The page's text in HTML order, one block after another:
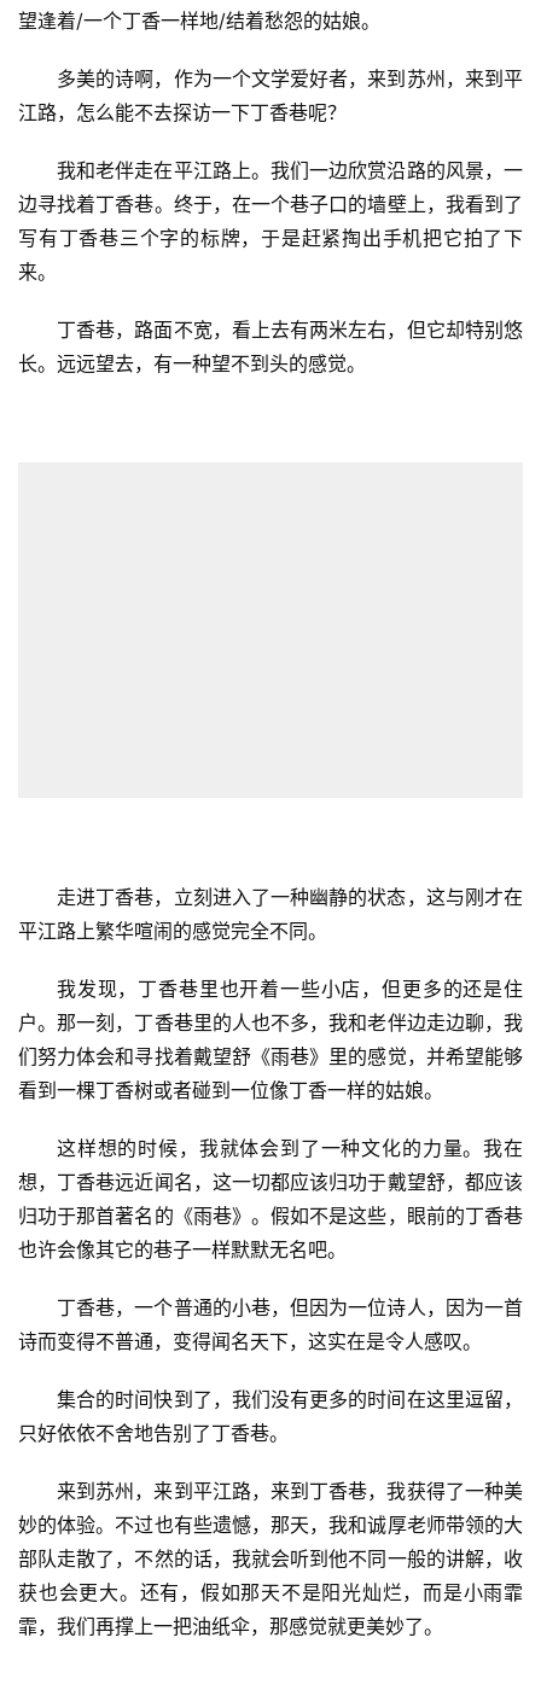
望逢着/一个丁香一样地/结着愁怨的姑娘。
多美的诗啊，作为一个文学爱好者，来到苏州，来到平
江路，怎么能不去探访一下丁香巷呢？
我和老伴走在平江路上。我们一边欣赏沿路的风景，一
边寻找着丁香巷。终于，在一个巷子口的墙壁上，我看到了
写有丁香巷三个字的标牌，于是赶紧掏出手机把它拍了下
来。
丁香巷，路面不宽，看上去有两米左右，但它却特别悠
长。远远望去，有一种望不到头的感觉。
走进丁香巷，立刻进入了一种幽静的状态，这与刚才在
平江路上繁华喧闹的感觉完全不同。
我发现，丁香巷里也开着一些小店，但更多的还是住
户。那一刻，丁香巷里的人也不多，我和老伴边走边聊，我
们努力体会和寻找着戴望舒《雨巷》里的感觉，并希望能够
看到一棵丁香树或者碰到一位像丁香一样的姑娘。
这样想的时候，我就体会到了一种文化的力量。我在
想，丁香巷远近闻名，这一切都应该归功于戴望舒，都应该
归功于那首著名的《雨巷》。假如不是这些，眼前的丁香巷
也许会像其它的巷子一样默默无名吧。
丁香巷，一个普通的小巷，但因为一位诗人，因为一首
诗而变得不普通，变得闻名天下，这实在是令人感叹。
集合的时间快到了，我们没有更多的时间在这里逗留，
只好依依不舍地告别了丁香巷。
来到苏州，来到平江路，来到丁香巷，我获得了一种美
妙的体验。不过也有些遗憾，那天，我和诚厚老师带领的大
部队走散了，不然的话，我就会听到他不同一般的讲解，收
获也会更大。还有，假如那天不是阳光灿烂，而是小雨霏
霏，我们再撑上一把油纸伞，那感觉就更美妙了。